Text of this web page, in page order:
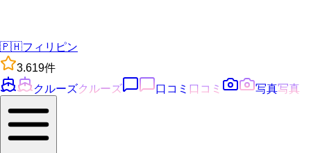
🇵🇭フィリピン
3.619件
クルーズクルーズ 口コミ 口コミ 写真写真